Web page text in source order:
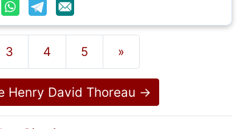
3 4 5 »
Henry David Thoreau →